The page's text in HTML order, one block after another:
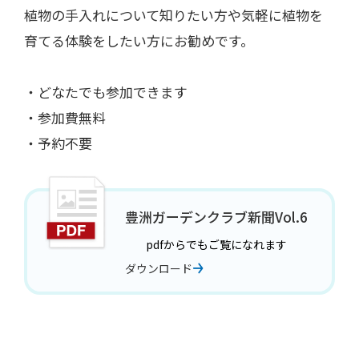
植物の手入れについて知りたい方や気軽に植物を
育てる体験をしたい方にお勧めです。
・どなたでも参加できます
・参加費無料
・予約不要
豊洲ガーデンクラブ新聞Vol.6
pdfからでもご覧になれます
ダウンロード